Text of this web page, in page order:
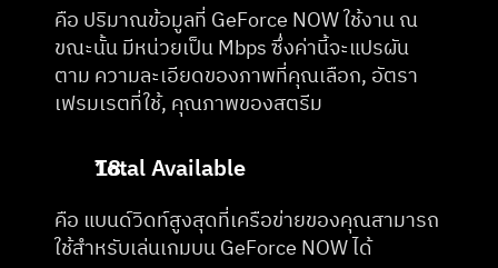
คือ ปริมาณข้อมูลที่ GeForce NOW ใช้งาน ณ
ขณะนั้น มีหน่วยเป็น Mbps ซึ่งค่านี้จะแปรผัน
ตาม ความละเอียดของภาพที่คุณเลือก, อัตรา
เฟรมเรตที่ใช้, คุณภาพของสตรีม
Total Available
คือ แบนด์วิดท์สูงสุดที่เครือข่ายของคุณสามารถ
ใช้สำหรับเล่นเกมบน GeForce NOW ได้